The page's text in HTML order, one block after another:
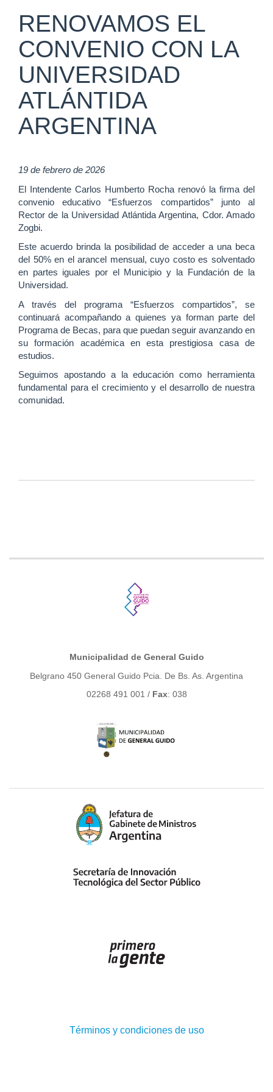
RENOVAMOS EL
CONVENIO CON LA
UNIVERSIDAD
ATLÁNTIDA
ARGENTINA
19 de febrero de 2026
El Intendente Carlos Humberto Rocha renovó la firma del
convenio educativo “Esfuerzos compartidos” junto al
Rector de la Universidad Atlántida Argentina, Cdor. Amado
Zogbi.
Este acuerdo brinda la posibilidad de acceder a una beca
del 50% en el arancel mensual, cuyo costo es solventado
en partes iguales por el Municipio y la Fundación de la
Universidad.
A través del programa “Esfuerzos compartidos”, se
continuará acompañando a quienes ya forman parte del
Programa de Becas, para que puedan seguir avanzando en
su formación académica en esta prestigiosa casa de
estudios.
Seguimos apostando a la educación como herramienta
fundamental para el crecimiento y el desarrollo de nuestra
comunidad.
Municipalidad de General Guido
Belgrano 450 General Guido Pcia. De Bs. As. Argentina
02268 491 001 / Fax: 038
Términos y condiciones de uso(Abre